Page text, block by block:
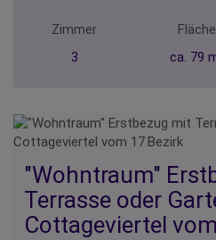
Zimmer
3
Fläche
ca. 79
"Wohntraum"
Terrasse oder
Cottageviertel